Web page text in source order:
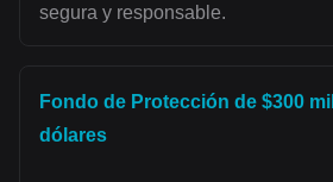
segura y responsable.
Fondo de Protección de $300
dólares